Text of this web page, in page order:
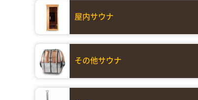
屋内サウナ
その他サウナ